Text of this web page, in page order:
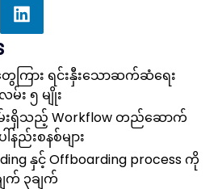
ေကြား ရင်းနှီးသောဆက်ဆံရေး
း ၅ မျိုး
းရှိသည့် Workflow တည်ဆောက်
ည်းစနစ်များ
နှင့် Offboarding process ကို
၃ချက်